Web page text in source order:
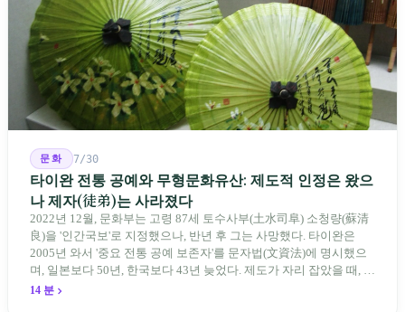
문화 7/30
타이완 전통 공예와 무형문화유산: 제도적 인정은 왔으
나 제자(徒弟)는 사라졌다
2022년 12월, 문화부는 고령 87세 토수사부(土水司阜) 소청량(蘇清
良)을 '인간국보'로 지정했으나, 반년 후 그는 사망했다. 타이완은
2005년 와서 '중요 전통 공예 보존자'를 문자법(文資法)에 명시했으
며, 일본보다 50년, 한국보다 43년 늦었다. 제도가 자리 잡았을 때, 제
자 제도는 이미 1970-80년대 산업화 과정에서 붕괴되었다. 600여 명
14 분